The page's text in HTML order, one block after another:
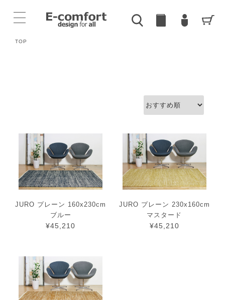
TOP
JURO プレーン 160x230cm
ブルー
¥45,210
JURO プレーン 230x160cm
マスタード
¥45,210